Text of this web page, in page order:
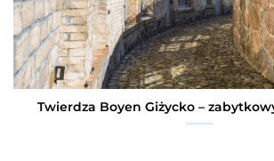
Twierdza Boyen Giżycko –